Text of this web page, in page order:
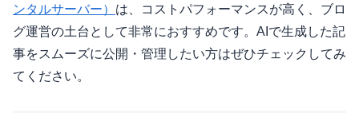
ンタルサーバー） は、コストパフォーマンスが高く、ブロ
グ運営の土台として非常におすすめです。AIで生成した記
事をスムーズに公開・管理したい方はぜひチェックしてみ
てください。